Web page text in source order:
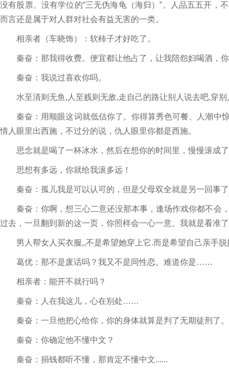
没有股票、没有学位的“三无伪海龟（海归）”。人品五五开，
而言还是属于对人群对社会有益无害的一类。
相亲者（车晓饰）：软柿子才好吃了。
秦奋：那我得收费。便宜都让他占了，让我陪怨妇喝酒，
秦奋：我说过喜欢你吗。
水至清则无鱼,人至贱则无敌,走自己的路让别人说去吧,穿别
秦奋：用顺眼这词就低估你了。你得算秀色可餐、人潮中
情人眼里出西施，不过分的说，仇人眼里你都是西施。
思念就是喝了一杯冰水，然后在想你的时间里，慢慢滚成
思想有多远，你就给我滚多远！
秦奋：孤儿我是可以认可的，但是父母双全就是另一回事
秦奋：你啊，想三心二意还没那本事，逢场作戏你都不会
过去，一旦翻到新的这一页，你照样会一心一意。我就是看准
男人帮女人买衣服,,不是希望她穿上它.而是希望自己亲手脱
葛优：那不是废话吗？我又不是同性恋。难道你是……
相亲者：能开不就行吗？
秦奋：人在我这儿，心在别处……
秦奋：一旦他把心给你，你的身体就算是判了无期徒刑了。
秦奋：你确定他不懂中文？
秦奋：捐钱都听不懂，那肯定不懂中文......